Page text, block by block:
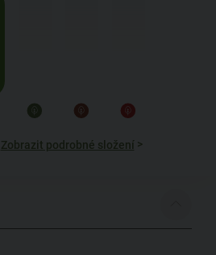
Zobrazit podrobné složení >